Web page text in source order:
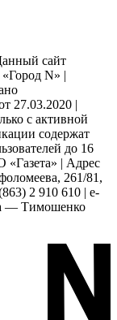
сайт
N» |
27.03.2020 |
с активной
содержат
до 16
«Газета» | Адрес
261/81,
2 910 610 | e-
— Тимошенко